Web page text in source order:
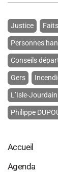
Justice
Personnes
Conseils
Gers
L’Isle-Jourdain
Philippe
Accueil
Agenda